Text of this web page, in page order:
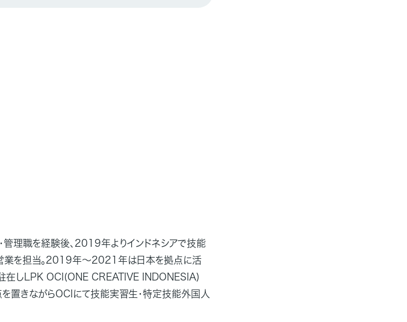
理職を経験後、2019年よりインドネシアで技能
業を担当。2019年～2021年は日本を拠点に活
駐在しLPK OCI(ONE CREATIVE INDONESIA)
を置きながらOCIにて技能実習生・特定技能外国人